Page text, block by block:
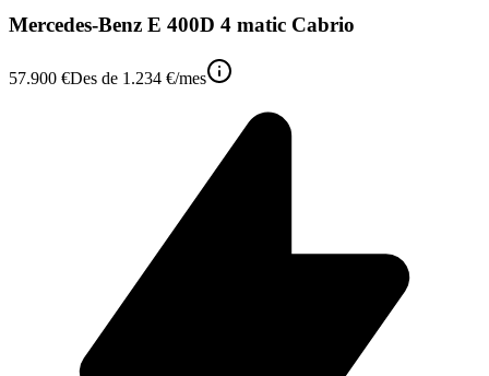
Mercedes-Benz E 400D 4 matic Cabrio
57.900 €Des de 1.234 €/mes